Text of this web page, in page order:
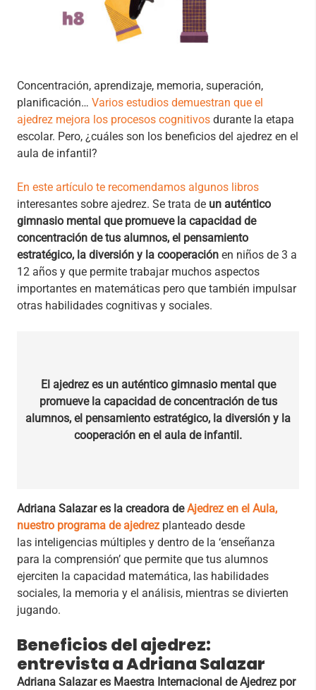
Concentración, aprendizaje, memoria, superación,
planificación… Varios estudios demuestran que el
ajedrez mejora los procesos cognitivos durante la etapa
escolar. Pero, ¿cuáles son los beneficios del ajedrez en el
aula de infantil?
En este artículo te recomendamos algunos libros
interesantes sobre ajedrez. Se trata de un auténtico
gimnasio mental que promueve la capacidad de
concentración de tus alumnos, el pensamiento
estratégico, la diversión y la cooperación en niños de 3 a
12 años y que permite trabajar muchos aspectos
importantes en matemáticas pero que también impulsar
otras habilidades cognitivas y sociales.
El ajedrez es un auténtico gimnasio mental que
promueve la capacidad de concentración de tus
alumnos, el pensamiento estratégico, la diversión y la
cooperación en el aula de infantil.
Adriana Salazar es la creadora deAjedrez en el Aula,
nuestro programa de ajedrez planteado desde
las inteligencias múltiples y dentro de la ‘enseñanza
para la comprensión’ que permite que tus alumnos
ejerciten la capacidad matemática, las habilidades
sociales, la memoria y el análisis, mientras se divierten
jugando.
Beneficios del ajedrez:
entrevista a Adriana Salazar
Adriana Salazar es Maestra Internacional de Ajedrez por